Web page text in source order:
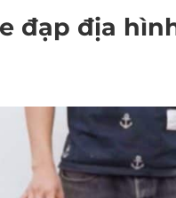
đạp địa